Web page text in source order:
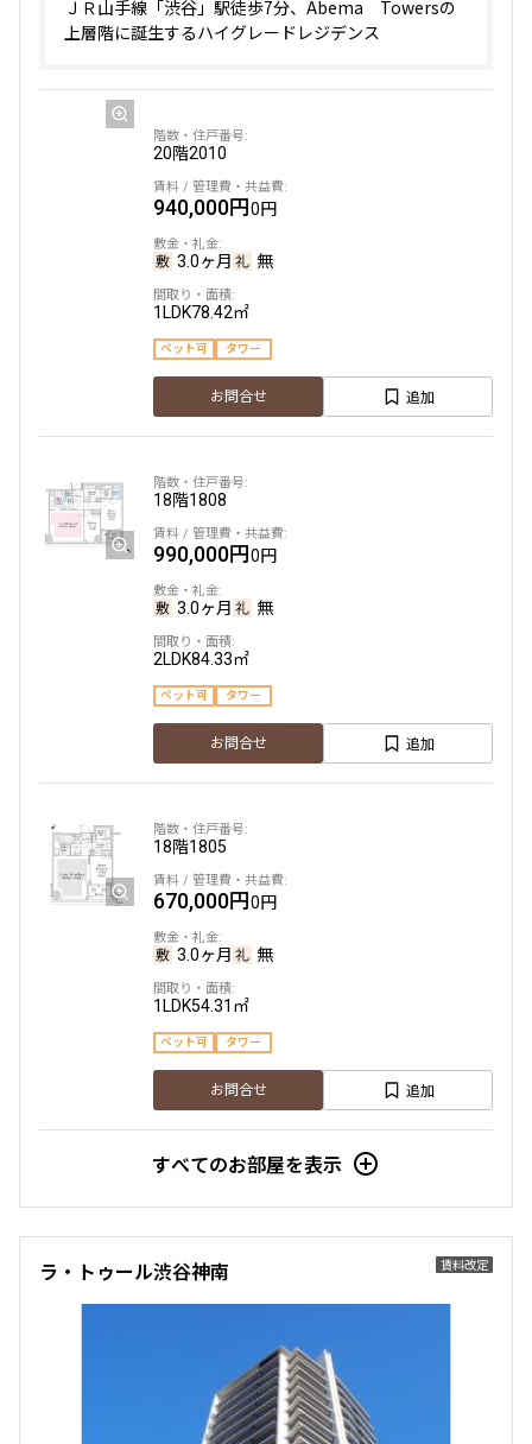
ＪＲ山手線「渋谷」駅徒歩7分、Abema Towersの
上層階に誕生するハイグレードレジデンス
20階2010
940,000円0円
3.0ヶ月 無
1LDK78.42㎡
ペット可 タワー
お問合せ 追加
18階1808
990,000円0円
3.0ヶ月 無
2LDK84.33㎡
ペット可 タワー
お問合せ 追加
18階1805
670,000円0円
3.0ヶ月 無
1LDK54.31㎡
ペット可 タワー
お問合せ 追加
すべてのお部屋を表示
賃料改定
ラ・トゥール渋谷神南